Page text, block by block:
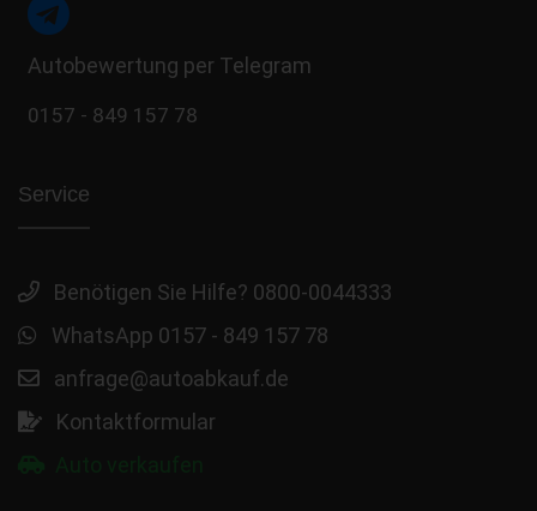
Autobewertung per Telegram
0157 - 849 157 78
Service
Benötigen Sie Hilfe? 0800-0044333
WhatsApp 0157 - 849 157 78
anfrage@autoabkauf.de
Kontaktformular